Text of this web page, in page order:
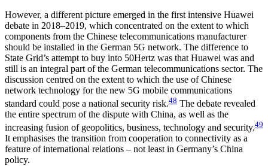
However, a different picture emerged in the first intensive Huawei
debate in 2018–2019, which con­centrated on the extent to which
components from the Chinese telecommunications manufacturer
should be installed in the German 5G network. The difference to
State Grid’s attempt to buy into 50Hertz was that Huawei was and
still is an integral part of the German telecommunications sector. The
discus­sion centred on the extent to which the use of Chi­nese
network technology for the new 5G mobile com­munications
standard could pose a national security risk.48 The debate revealed
the entire spectrum of the dispute with China, as well as the
increasing fusion of geopolitics, business, technology and security.49
It emphasises the transition from cooperation to con­nectivity as a
feature of international relations – not least in Germany’s China
policy.